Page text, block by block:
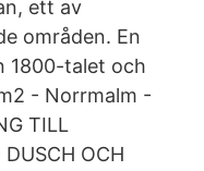
ett av
områden. En
1800-talet och
- Norrmalm -
TILL
OCH